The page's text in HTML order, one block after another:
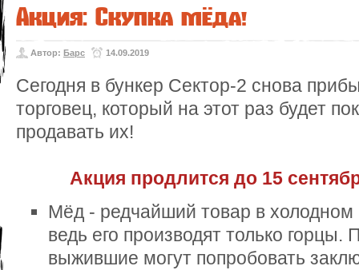
Акция: Скупка мёда!
Автор: Барс 14.09.2019
Сегодня в бункер Сектор-2 снова
торговец, который на этот раз будет
продавать их!
Акция продлится до 15
Мёд - редчайший товар в холодном
ведь его производят только
выжившие могут попробовать